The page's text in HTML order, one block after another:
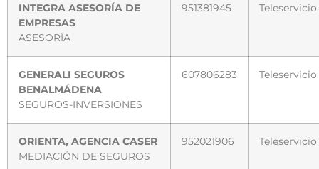
INTEGRA ASESORÍA DE
EMPRESAS
ASESORÍA
951381945 Teleservicio
GENERALI SEGUROS
BENALMÁDENA
SEGUROS-INVERSIONES
607806283 Teleservicio
ORIENTA, AGENCIA CASER
MEDIACIÓN DE SEGUROS
952021906 Teleservicio